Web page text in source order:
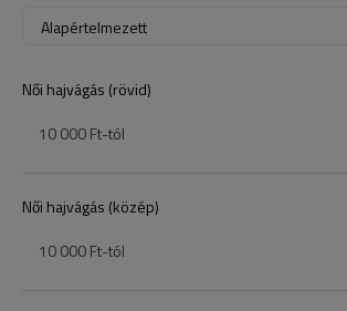
Alapértelmezett
Női hajvágás (rövid)
10 000 Ft-tól
Női hajvágás (közép)
10 000 Ft-tól